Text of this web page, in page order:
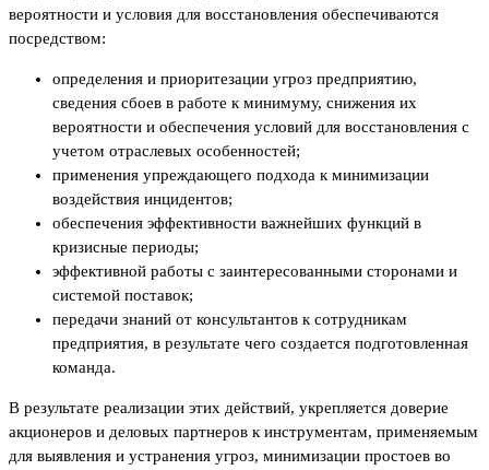
вероятности и условия для восстановления обеспечиваются
посредством:
определения и приоритезации угроз предприятию,
сведения сбоев в работе к минимуму, снижения их
вероятности и обеспечения условий для восстановления с
учетом отраслевых особенностей;
применения упреждающего подхода к минимизации
воздействия инцидентов;
обеспечения эффективности важнейших функций в
кризисные периоды;
эффективной работы с заинтересованными сторонами и
системой поставок;
передачи знаний от консультантов к сотрудникам
предприятия, в результате чего создается подготовленная
команда.
В результате реализации этих действий, укрепляется доверие
акционеров и деловых партнеров к инструментам, применяемым
для выявления и устранения угроз, минимизации простоев во